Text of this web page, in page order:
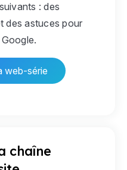
: des
des astuces pour
web-série
chaîne